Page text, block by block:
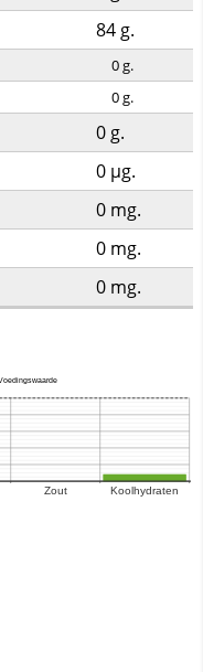
84 g.
0g.
0g.
0 g.
0 µg.
0 mg.
0 mg.
0 mg.